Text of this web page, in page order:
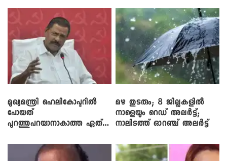
മുഖ്യമന്ത്രി ഹെലികോപ്ടറിൽ
പോയത്
പുറത്തുപറയാനാകാത്ത ഏത്
മഴ തുടരും; 8 ജില്ലകളിൽ
നാളെയും റെഡ് അലർട്ട്;
നാലിടത്ത് ഓറഞ്ച് അലർട്ട്